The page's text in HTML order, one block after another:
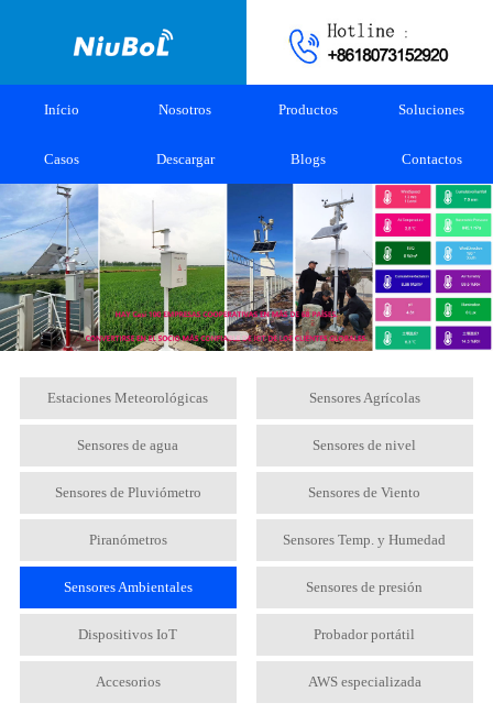
Início Nosotros Productos Soluciones
Casos Descargar Blogs Contactos
Estaciones Meteorológicas Sensores Agrícolas
Sensores de agua Sensores de nivel
Sensores de Pluviómetro Sensores de Viento
Piranómetros Sensores Temp. y Humedad
Sensores Ambientales Sensores de presión
Dispositivos IoT Probador portátil
Accesorios AWS especializada